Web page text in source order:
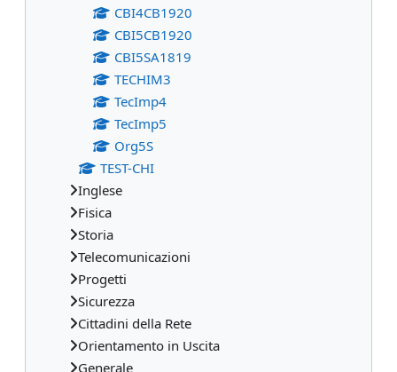
CBI4CB1920
CBI5CB1920
CBI5SA1819
TECHIM3
TecImp4
TecImp5
Org5S
TEST-CHI
Inglese
Fisica
Storia
Telecomunicazioni
Progetti
Sicurezza
Cittadini della Rete
Orientamento in Uscita
Generale